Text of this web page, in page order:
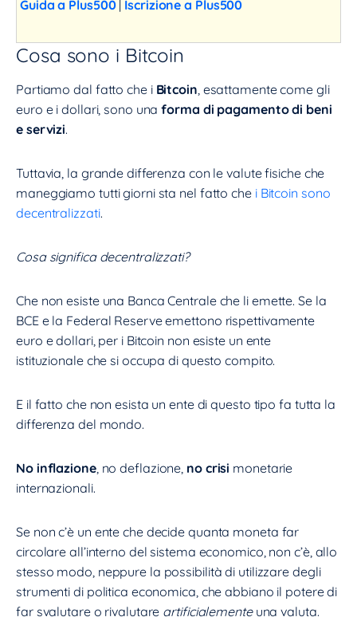
Guida a Plus500| Iscrizione a Plus500
Cosa sono i Bitcoin
Partiamo dal fatto che i Bitcoin, esattamente come gli
euro e i dollari, sono unaforma di pagamento di beni
e servizi.
Tuttavia, la grande differenza con le valute fisiche che
maneggiamo tutti giorni sta nel fatto che i Bitcoin sono
decentralizzati.
Cosa significa decentralizzati?
Che non esiste una Banca Centrale che li emette. Se la
BCE e la Federal Reserve emettono rispettivamente
euro e dollari, per i Bitcoin non esiste un ente
istituzionale che si occupa di questo compito.
E il fatto che non esista un ente di questo tipo fa tutta la
differenza del mondo.
No inflazione, no deflazione, no crisi monetarie
internazionali.
Se non c’è un ente che decide quanta moneta far
circolare all’interno del sistema economico, non c’è, allo
stesso modo, neppure la possibilità di utilizzare degli
strumenti di politica economica, che abbiano il potere di
far svalutare o rivalutare artificialemente una valuta.